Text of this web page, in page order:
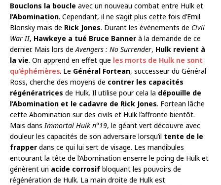
Bouclons la boucle avec un nouveau combat entre Hulk et
l’Abomination. Cependant, il ne s’agit plus cette fois d’Emil
Blonsky mais de Rick Jones. Durant les événements de Civil
War II, Hawkeye a tué Bruce Banner à la demande de ce
dernier. Mais lors de Avengers : No Surrender, Hulk revient à
la vie. On apprend en effet que les morts de Hulk ne sont
qu’éphémères. Le Général Fortean, successeur du Général
Ross, cherche des moyens de contrer les capacités
régénératrices de Hulk. Il utilise pour cela la dépouille de
l’Abomination et le cadavre de Rick Jones. Fortean lâche
cette Abomination sur des civils et Hulk l’affronte bientôt.
Mais dans Immortal Hulk n°19, le géant vert découvre avec
douleur les capacités de son adversaire lorsqu’il tente de le
frapper dans ce qui lui sert de visage. Les mandibules
entourant la tête de l’Abomination enserre le poing de Hulk et
génèrent un acide corrosif bloquant les pouvoirs de
régénération de Hulk. La main droite de Hulk est